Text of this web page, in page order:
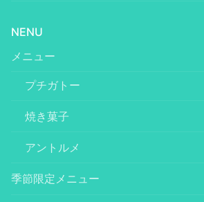
NENU
メニュー
プチガトー
焼き菓子
アントルメ
季節限定メニュー